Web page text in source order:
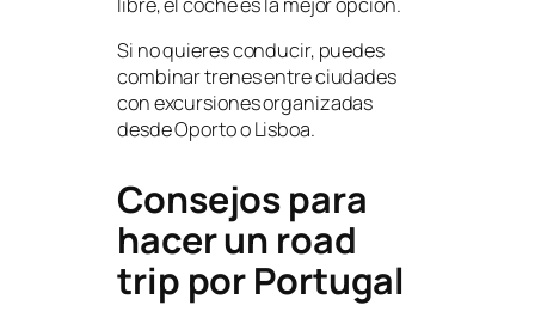
Si no quieres conducir, puedes
combinar trenes entre ciudades
con excursiones organizadas
desde Oporto o Lisboa.
Consejos para
hacer un road
trip por Portugal